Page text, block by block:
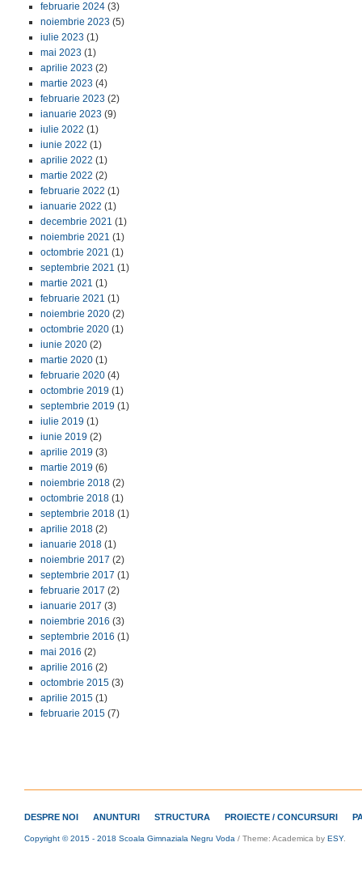
februarie 2024 (3)
noiembrie 2023 (5)
iulie 2023 (1)
mai 2023 (1)
aprilie 2023 (2)
martie 2023 (4)
februarie 2023 (2)
ianuarie 2023 (9)
iulie 2022 (1)
iunie 2022 (1)
aprilie 2022 (1)
martie 2022 (2)
februarie 2022 (1)
ianuarie 2022 (1)
decembrie 2021 (1)
noiembrie 2021 (1)
octombrie 2021 (1)
septembrie 2021 (1)
martie 2021 (1)
februarie 2021 (1)
noiembrie 2020 (2)
octombrie 2020 (1)
iunie 2020 (2)
martie 2020 (1)
februarie 2020 (4)
octombrie 2019 (1)
septembrie 2019 (1)
iulie 2019 (1)
iunie 2019 (2)
aprilie 2019 (3)
martie 2019 (6)
noiembrie 2018 (2)
octombrie 2018 (1)
septembrie 2018 (1)
aprilie 2018 (2)
ianuarie 2018 (1)
noiembrie 2017 (2)
septembrie 2017 (1)
februarie 2017 (2)
ianuarie 2017 (3)
noiembrie 2016 (3)
septembrie 2016 (1)
mai 2016 (2)
aprilie 2016 (2)
octombrie 2015 (3)
aprilie 2015 (1)
februarie 2015 (7)
DESPRE NOI ANUNTURI STRUCTURA PROIECTE / CONCURSURI
Copyright © 2015 - 2018 Scoala Gimnaziala Negru Voda / Theme: Academica by ESY.